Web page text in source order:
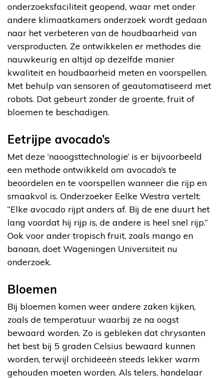
onderzoeksfaciliteit geopend, waar met onder
andere klimaatkamers onderzoek wordt gedaan
naar het verbeteren van de houdbaarheid van
versproducten. Ze ontwikkelen er methodes die
nauwkeurig en altijd op dezelfde manier
kwaliteit en houdbaarheid meten en voorspellen.
Met behulp van sensoren of geautomatiseerd met
robots. Dat gebeurt zonder de groente, fruit of
bloemen te beschadigen.
Eetrijpe avocado’s
Met deze ‘naoogsttechnologie’ is er bijvoorbeeld
een methode ontwikkeld om avocado’s te
beoordelen en te voorspellen wanneer die rijp en
smaakvol is. Onderzoeker Eelke Westra vertelt:
“Elke avocado rijpt anders af. Bij de ene duurt het
lang voordat hij rijp is, de andere is heel snel rijp.”
Ook voor ander tropisch fruit, zoals mango en
banaan, doet Wageningen Universiteit nu
onderzoek.
Bloemen
Bij bloemen komen weer andere zaken kijken,
zoals de temperatuur waarbij ze na oogst
bewaard worden. Zo is gebleken dat chrysanten
het best bij 5 graden Celsius bewaard kunnen
worden, terwijl orchideeën steeds lekker warm
gehouden moeten worden. Als telers, handelaar